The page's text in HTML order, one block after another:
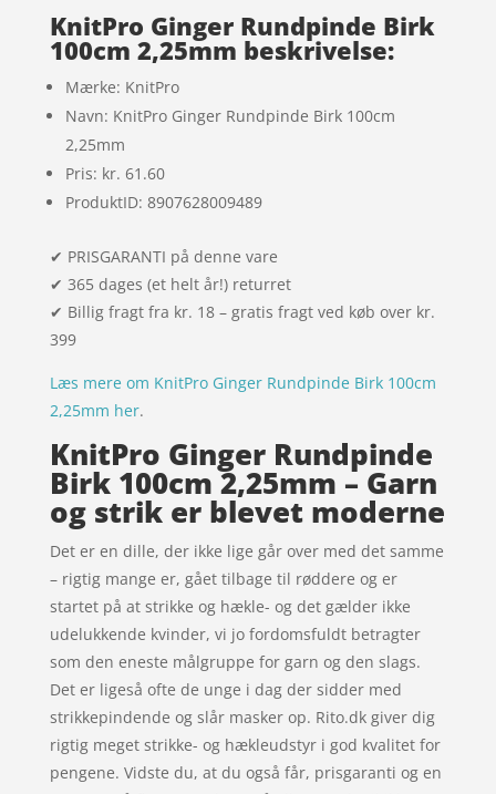
mmelser
KnitPro Ginger Rundpinde Birk
100cm 2,25mm beskrivelse:
Mærke: KnitPro
Navn: KnitPro Ginger Rundpinde Birk 100cm
2,25mm
Pris: kr. 61.60
ProduktID: 8907628009489
✔ PRISGARANTI på denne vare
✔ 365 dages (et helt år!) returret
✔ Billig fragt fra kr. 18 – gratis fragt ved køb over kr.
399
Læs mere om KnitPro Ginger Rundpinde Birk 100cm
2,25mm her.
KnitPro Ginger Rundpinde
Birk 100cm 2,25mm – Garn
og strik er blevet moderne
Det er en dille, der ikke lige går over med det samme
– rigtig mange er, gået tilbage til røddere og er
startet på at strikke og hækle- og det gælder ikke
udelukkende kvinder, vi jo fordomsfuldt betragter
som den eneste målgruppe for garn og den slags.
Det er ligeså ofte de unge i dag der sidder med
strikkepindende og slår masker op. Rito.dk giver dig
rigtig meget strikke- og hækleudstyr i god kvalitet for
pengene. Vidste du, at du også får, prisgaranti og en